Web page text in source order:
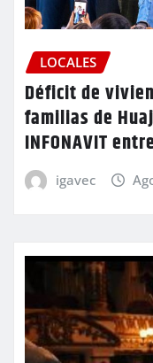
LOCALES
Déficit de
familias de
INFONAVIT
igavec